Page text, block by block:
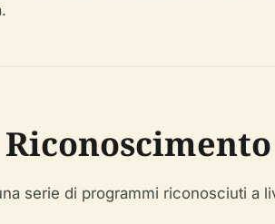
serie di programmi riconosciuti a